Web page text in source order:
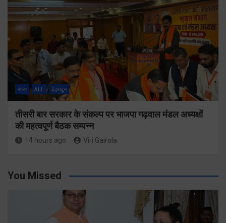
राज्य ALL देहरादून
तीसरी बार सरकार के संकल्प पर भाजपा गढ़वाल मंडल अध्यक्षों
की महत्वपूर्ण बैठक सम्पन्न
14 hours ago Viri Gairola
You Missed